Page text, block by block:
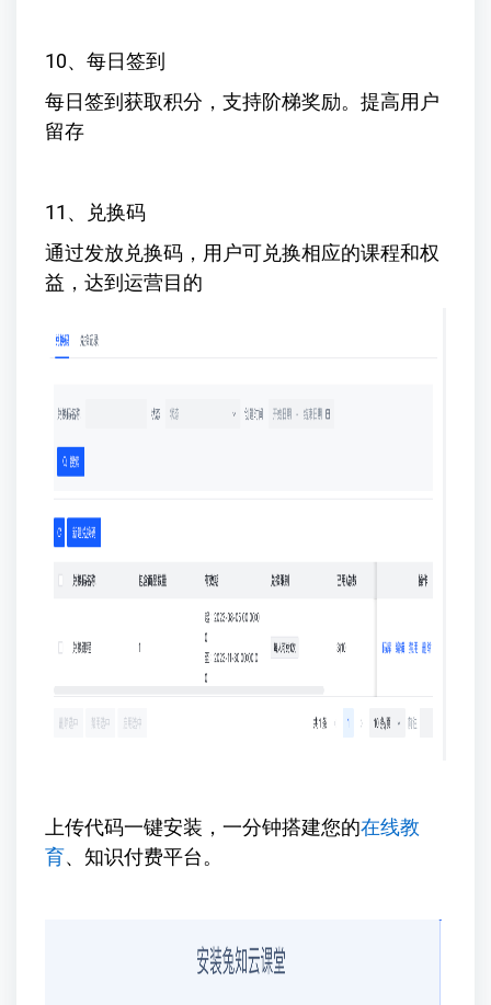
10、每日签到
每日签到获取积分，支持阶梯奖励。提高用户
留存
11、兑换码
通过发放兑换码，用户可兑换相应的课程和权
益，达到运营目的
上传代码一键安装，一分钟搭建您的在线教
育、知识付费平台。